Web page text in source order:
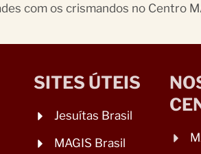
com os crismandos no Centro
SITES ÚTEIS
Jesuítas Brasil
MAGIS Brasil